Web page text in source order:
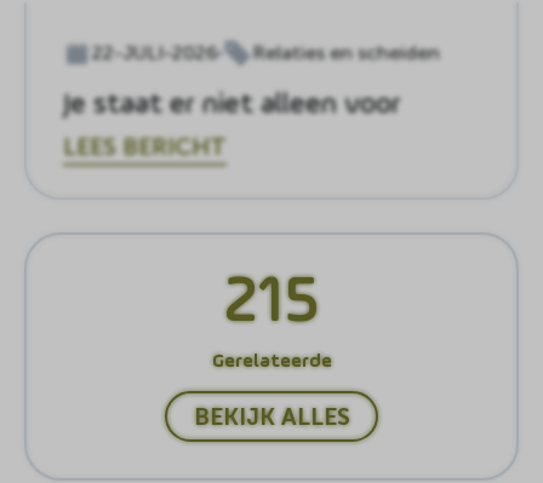
22-JULI-2026 Relaties en scheiden
Je staat er niet alleen voor
LEES BERICHT
215
Gerelateerde
BEKIJK ALLES